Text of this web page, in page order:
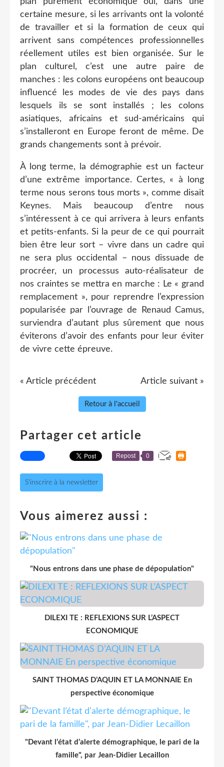
certaine mesure, si les arrivants ont la volonté
de travailler et si la formation de ceux qui
arrivent sans compétences professionnelles
réellement utiles est bien organisée. Sur le
plan culturel, c’est une autre paire de
manches : les colons européens ont beaucoup
influencé les modes de vie des pays dans
lesquels ils se sont installés ; les colons
asiatiques, africains et sud-américains qui
s’installeront en Europe feront de même. De
grands changements sont à prévoir.
À long terme, la démographie est un facteur
d’une extrême importance. Certes, « à long
terme nous serons tous morts », comme disait
Keynes. Mais beaucoup d’entre nous
s’intéressent à ce qui arrivera à leurs enfants
et petits-enfants. Si la peur de ce qui pourrait
bien être leur sort – vivre dans un cadre qui
ne sera plus occidental – nous dissuade de
procréer, un processus auto-réalisateur de
nos craintes se mettra en marche : Le « grand
remplacement », pour reprendre l’expression
popularisée par l’ouvrage de Renaud Camus,
surviendra d’autant plus sûrement que nous
éviterons d’avoir des enfants pour leur éviter
de vivre cette épreuve.
« Article précédent Article suivant »
Retour à l'accueil
Partager cet article
Repost 0
S'inscrire à la newsletter
Vous aimerez aussi :
"Nous entrons dans une phase de dépopulation"
DILEXI TE : REFLEXIONS SUR L’ASPECT
ECONOMIQUE
SAINT THOMAS D’AQUIN ET LA MONNAIE En
perspective économique
"Devant l’état d’alerte démographique, le pari de la
famille", par Jean-Didier Lecaillon